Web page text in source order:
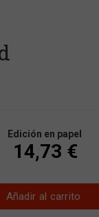
Edición en papel
14,73 €
Añadir al carrito